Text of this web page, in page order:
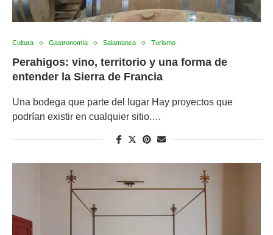
Cultura Gastronomía Salamanca Turismo
Perahigos: vino, territorio y una forma de
entender la Sierra de Francia
Una bodega que parte del lugar Hay proyectos que
podrían existir en cualquier sitio.…